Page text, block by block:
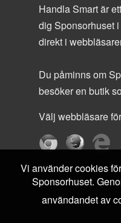
Handla Smart är
dig Sponsorhuset
direkt i
Du påminns om
besöker en butik
Välj webbläsare
Vi använder cookies
Sponsorhuset.
användandet av